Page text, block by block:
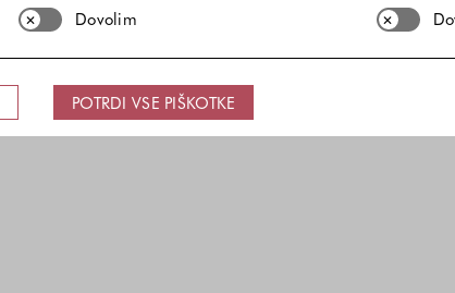
Dovolim
POTRDI VSE PIŠKOTKE